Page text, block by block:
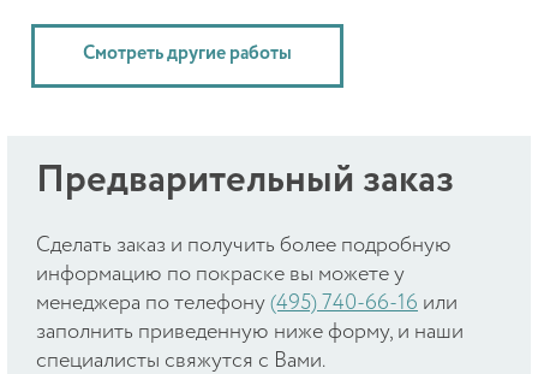
Смотреть другие работы
Предварительный заказ
Cделать заказ и получить более подробную
информацию по покраске вы можете у
менеджера по телефону (495) 740-66-16 или
заполнить приведенную ниже форму, и наши
специалисты свяжутся с Вами.